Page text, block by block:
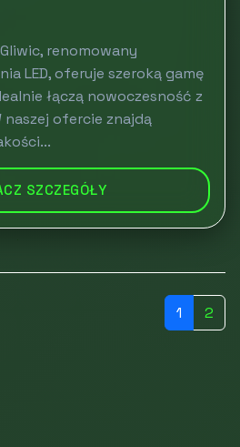
renomowany
LED, oferuje szeroką gamę
łączą nowoczesność z
ofercie znajdą
SZCZEGÓŁY
1 2